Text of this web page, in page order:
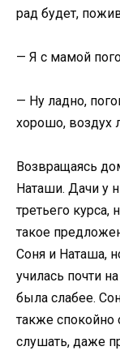
рад будет,
— Я с мамой
— Ну ладно,
хорошо, воздух
Возвращаясь
Наташи. Дачи у
третьего курса,
такое
Соня и Наташа,
училась почти
была слабее.
также спокойно
слушать, даже